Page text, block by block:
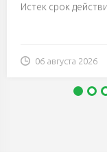
Истек срок
06 августа 2026